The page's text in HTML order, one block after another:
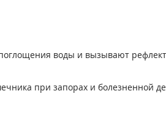
воды и вызывают
при запорах и болезненной